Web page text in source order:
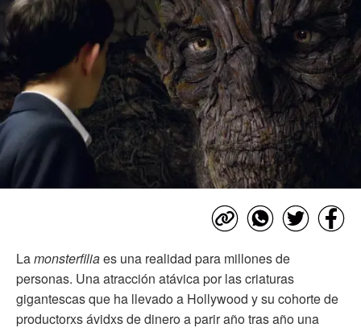
Lamonsterfiliaes una realidad para millones de
personas. Una atracción atávica por las criaturas
gigantescas que ha llevado a Hollywood y su cohorte de
productorxs ávidxs de dinero a parir año tras año una